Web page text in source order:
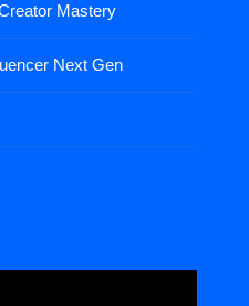
Mastery
Next Gen